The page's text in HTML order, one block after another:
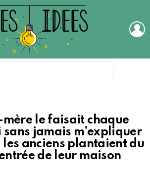
le faisait chaque
sans jamais m’expliquer
les anciens plantaient du
de leur maison